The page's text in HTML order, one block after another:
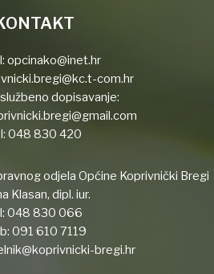
opcinako@inet.hr
com.hr
dopisavanje:
048 830 420
odjela Općine Koprivnički Bregi
Klasan, dipl. iur.
048 830 066
091 610 7119
bregi.hr